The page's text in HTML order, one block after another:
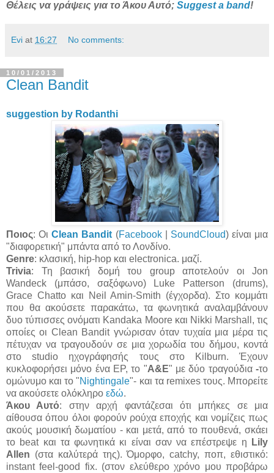
Θέλεις να γράψεις για το Άκου Αυτό; Suggest a band!
Evi at 16:27 No comments:
10/01/2013
Clean Bandit
suggestion by Rodanthi
Ποιος: ΟιClean Bandit (Facebook| SoundCloud) είναι μια
"διαφορετική" μπάντα από το Λονδίνο.
Genre: κλασική, hip-hop και electronica. μαζί.
Trivia: Τη βασική δομή του group αποτελούν οι Jon
Wandeck (μπάσο, σαξόφωνο) Luke Patterson (drums),
Grace Chatto και Neil Amin-Smith (έγχορδα). Στο κομμάτι
που θα ακούσετε παρακάτω, τα φωνητικά αναλαμβάνουν
δυο τύπισσες ονόματι Kandaka Moore και Nikki Marshall, τις
οποίες οι Clean Bandit γνώρισαν όταν τυχαία μια μέρα τις
πέτυχαν να τραγουδούν σε μια χορωδία του δήμου, κοντά
στο studio ηχογράφησής τους στο Kilburn. Έχουν
κυκλοφορήσει μόνο ένα EP, το "A&E" με δύο τραγούδια-το
ομώνυμο και το "Nightingale"- και τα remixes τους. Μπορείτε
να ακούσετε ολόκληρο εδώ.
Άκου Αυτό: στην αρχή φαντάζεσαι ότι μπήκες σε μια
αίθουσα όπου όλοι φορούν ρούχα εποχής και νομίζεις πως
ακούς μουσική δωματίου - και μετά, από το πουθενά, σκάει
το beat και τα φωνητικά κι είναι σαν να επέστρεψε η
Lily
Allen (στα καλύτερά της). Όμορφο, catchy, ποπ, εθιστικό:
instant feel-good fix. (στον ελεύθερο χρόνο μου προβάρω